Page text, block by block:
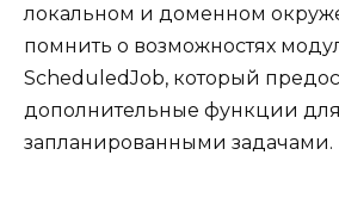
локальном и доменном
помнить о возможностях
ScheduledJob, который
дополнительные функции
запланированными задачами.